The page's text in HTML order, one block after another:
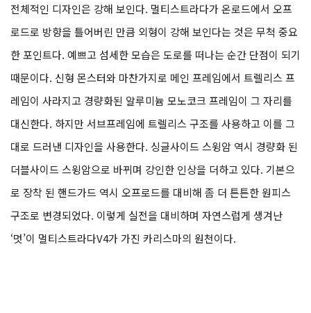
전체적인 디자인은 강해 보인다. 멀티스트라다가 온로드에서 오프
로드로 방향을 틀어버린 만큼 외형이 강해 보인다는 것은 무척 중요
한 포인트다. 예쁘고 섬세한 모습은 도로를 떠나는 순간 단점이 되기
때문이다. 신형 몬스터와 마찬가지로 메인 프레임에서 트렐리스 프
레임이 사라지고 경량화된 알루미늄 모노코크 프레임이 그 자리를
대신한다. 하지만 서브프레임에 트렐리스 구조를 사용하고 이를 그
대로 드러낸 디자인을 사용한다. 싱글사이드 스윙암 역시 경량화 된
더블사이드 스윙암으로 바뀌며 강인한 인상을 더하고 있다. 기본으
로 장착 된 핸드가드 역시 오프로드를 대비해 좀 더 튼튼한 원피스
구조로 변경되었다. 이렇게 실전을 대비하며 자연스럽게 생겨난
‘멋’이 멀티스트라다V4가 가진 카리스마의 원천이다.